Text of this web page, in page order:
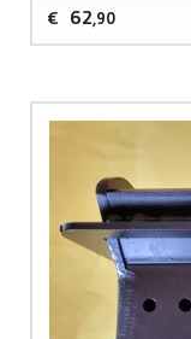
€ 62,90